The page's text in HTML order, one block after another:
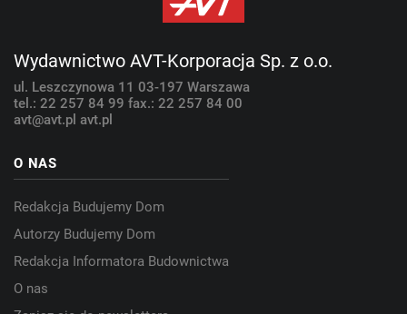
Wydawnictwo AVT-Korporacja Sp. z o.o.
ul. Leszczynowa 11 03-197 Warszawa
tel.: 22 257 84 99 fax.: 22 257 84 00
avt@avt.pl avt.pl
O NAS
Redakcja Budujemy Dom
Autorzy Budujemy Dom
Redakcja Informatora Budownictwa
O nas